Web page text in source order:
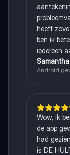
heeft
ben ik
iedereen
Android
Wow, ik
de app
had
is DE